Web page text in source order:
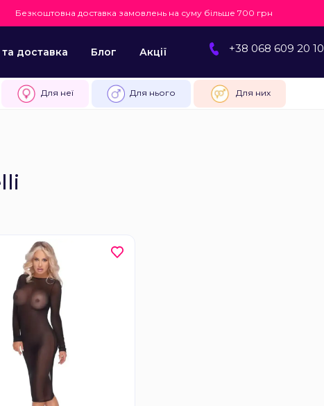
Безкоштовна доставка замовлень на суму більше 700 грн
доставка Блог Акції +38 068 609 20 10
Для неї Для нього Для них